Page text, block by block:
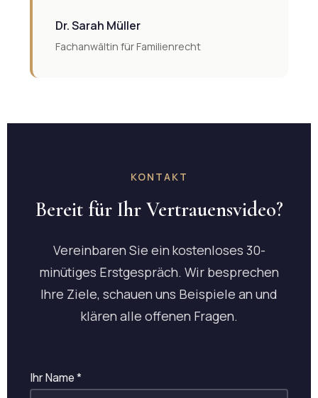
Dr. Sarah Müller
Fachanwältin für Familienrecht
KONTAKT
Bereit für Ihr Vertrauensvideo?
Vereinbaren Sie ein kostenloses 30-
minütiges Erstgespräch. Wir besprechen
Ihre Ziele, schauen uns Beispiele an und
klären alle offenen Fragen.
Ihr Name *